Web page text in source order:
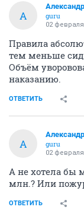
А
guru
02
Правила
тем меньше
Объём
наказанию.
ОТВЕТИТЬ
А
guru
02
А не хотела бы
млн.? Или
ОТВЕТИТЬ